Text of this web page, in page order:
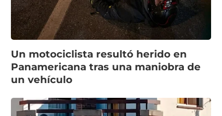
Un motociclista resultó herido en
Panamericana tras una maniobra de
un vehículo